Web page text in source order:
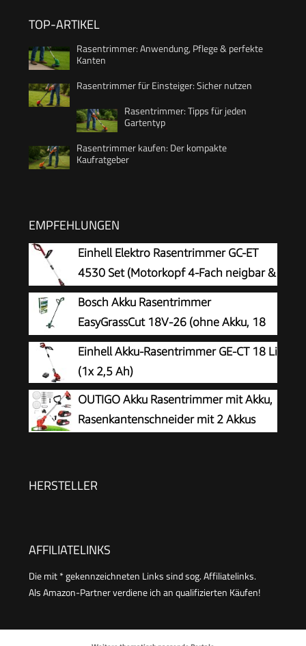
TOP-ARTIKEL
Rasentrimmer: Anwendung, Pflege & perfekte
Kanten
Rasentrimmer für Einsteiger: Sicher nutzen
Rasentrimmer: Tipps für jeden
Gartentyp
Rasentrimmer kaufen: Der kompakte
Kaufratgeber
EMPFEHLUNGEN
Einhell Elektro Rasentrimmer GC-ET
4530 Set (Motorkopf 4-Fach neigbar &
180° drehbar, Alu-Führungsholm
stufenlos teleskopierbar, Flowerguard)
Bosch Akku Rasentrimmer
EasyGrassCut 18V-26 (ohne Akku, 18
Volt System, Schnittkreisdurchmesser:
26 cm, im Karton)
Einhell Akku-Rasentrimmer GE-CT 18 Li
(1x 2,5 Ah)
OUTIGO Akku Rasentrimmer mit Akku,
Rasenkantenschneider mit 2 Akkus
Führungsholm Desbrozadoraeléctrico
HERSTELLER
AFFILIATELINKS
Die mit * gekennzeichneten Links sind sog. Affiliatelinks.
Als Amazon-Partner verdiene ich an qualifizierten Käufen!